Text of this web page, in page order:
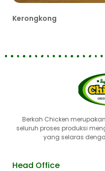
Kerongkong
Berkah Chicken
seluruh proses produksi
yang selaras
Head Office